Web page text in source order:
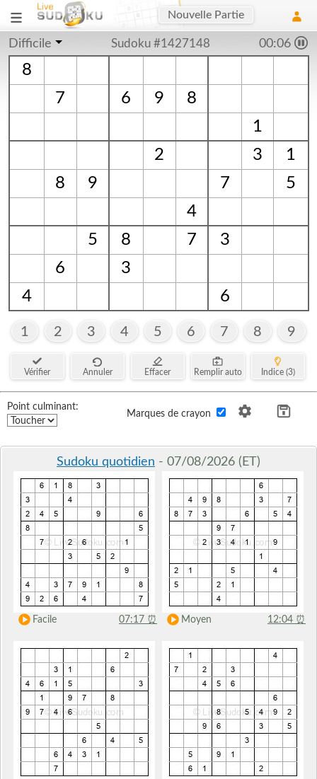
Nouvelle Partie
Difficile Sudoku #1427148 00:06
8
7
6 9
8
1
2
3
1
8
9 7
5
4
5
8 7
3
6
3
4
6
1 2 3 4 5 6 7 8 9
Vérifier Annuler Effacer Remplir auto Indice (3)
Point culminant:
Marques de crayon
Sudoku quotidien - 07/08/2026 (ET)
Facile 07:17 ⏰ Moyen 12:04 ⏰